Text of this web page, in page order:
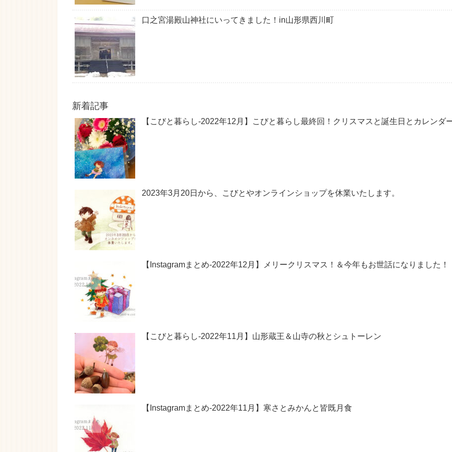
口之宮湯殿山神社にいってきました！in山形県西川町
新着記事
【こびと暮らし-2022年12月】こびと暮らし最終回！クリスマスと誕生日とカレンダ
2023年3月20日から、こびとやオンラインショップを休業いたします。
【Instagramまとめ-2022年12月】メリークリスマス！＆今年もお世話になりました！
【こびと暮らし-2022年11月】山形蔵王＆山寺の秋とシュトーレン
【Instagramまとめ-2022年11月】寒さとみかんと皆既月食